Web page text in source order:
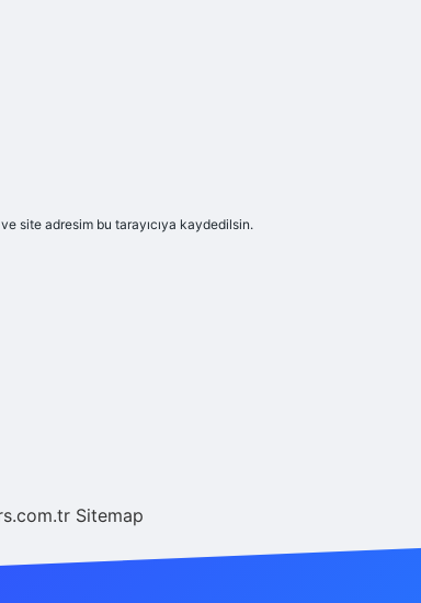
site adresim bu tarayıcıya kaydedilsin.
Sitemap